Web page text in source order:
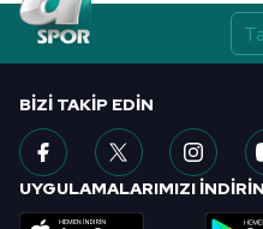
BIZI TAKIP EDIN
UYGULAMALARIMIZI